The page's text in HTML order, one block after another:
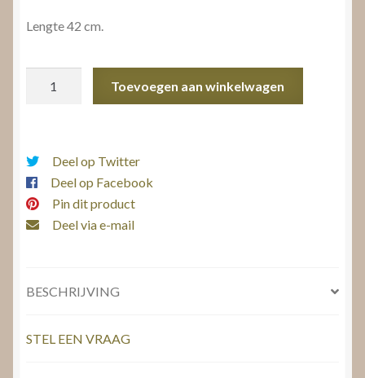
Lengte 42 cm.
Toevoegen aan winkelwagen
Deel op Twitter
Deel op Facebook
Pin dit product
Deel via e-mail
BESCHRIJVING
STEL EEN VRAAG